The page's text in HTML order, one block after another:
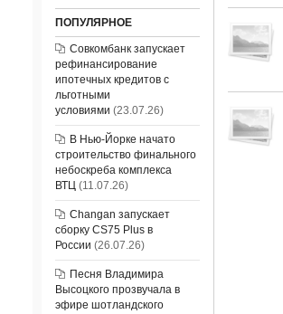
ПОПУЛЯРНОЕ
Совкомбанк запускает
рефинансирование
ипотечных кредитов с
льготными
условиями (23.07.26)
В Нью-Йорке начато
строительство финального
небоскреба комплекса
ВТЦ(11.07.26)
Changan запускает
сборку CS75 Plus в
России (26.07.26)
Песня Владимира
Высоцкого прозвучала в
эфире шотландского